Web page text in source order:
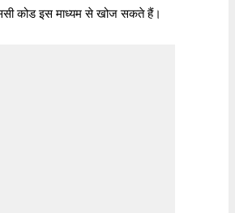
कोड इस माध्यम से खोज सकते हैं।